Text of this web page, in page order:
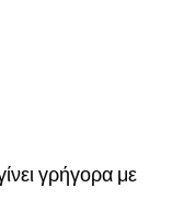
γρήγορα με